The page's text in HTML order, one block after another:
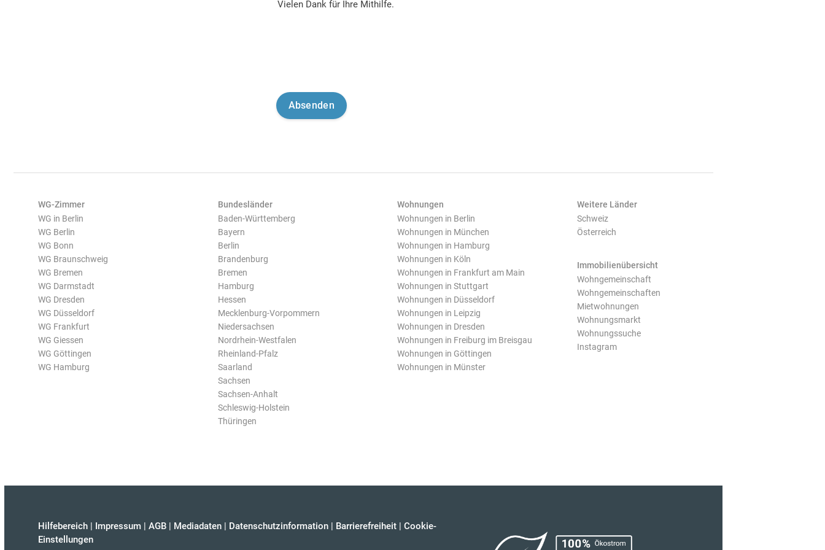
Vielen Dank für Ihre Mithilfe.
WG-Zimmer
WG in Berlin
WG Berlin
WG Bonn
WG Braunschweig
WG Bremen
WG Darmstadt
WG Dresden
WG Düsseldorf
WG Frankfurt
WG Giessen
WG Göttingen
WG Hamburg
Bundesländer
Baden-Württemberg
Bayern
Berlin
Brandenburg
Bremen
Hamburg
Hessen
Mecklenburg-Vorpommern
Niedersachsen
Nordrhein-Westfalen
Rheinland-Pfalz
Saarland
Sachsen
Sachsen-Anhalt
Schleswig-Holstein
Thüringen
Wohnungen
Wohnungen in Berlin
Wohnungen in München
Wohnungen in Hamburg
Wohnungen in Köln
Wohnungen in Frankfurt am Main
Wohnungen in Stuttgart
Wohnungen in Düsseldorf
Wohnungen in Leipzig
Wohnungen in Dresden
Wohnungen in Freiburg im Breisgau
Wohnungen in Göttingen
Wohnungen in Münster
Weitere Länder
Schweiz
Österreich
Immobilienübersicht
Wohngemeinschaft
Wohngemeinschaften
Mietwohnungen
Wohnungsmarkt
Wohnungssuche
Instagram
Hilfebereich | Impressum | AGB | Mediadaten | Datenschutzinformation | Barrierefreiheit | Cookie-
Einstellungen